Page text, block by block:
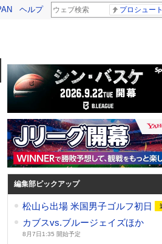
ヘルプ プロシュート
編集部ピックアップ
松山ら出場 米国男子ゴルフ初日
カブスvs.ブルージェイズほか
8月7日1:35 開始予定